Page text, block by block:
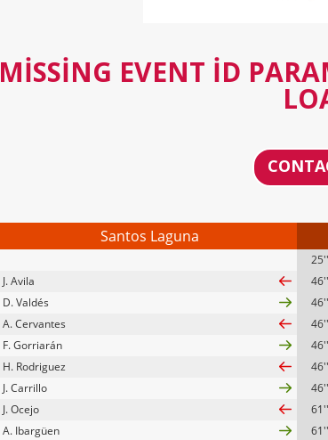
MISSING EVENT ID
Santos Laguna
25''
J. Avila
46''
D. Valdés
46''
A. Cervantes
46''
F. Gorriarán
46''
H. Rodriguez
46''
J. Carrillo
46''
J. Ocejo
61''
A. Ibargüen
61''